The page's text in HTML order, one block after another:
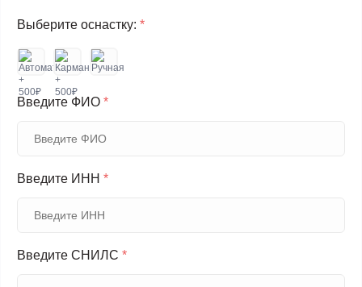
Выберите оснастку: *
Введите ФИО *
Введите ИНН *
Введите СНИЛС *